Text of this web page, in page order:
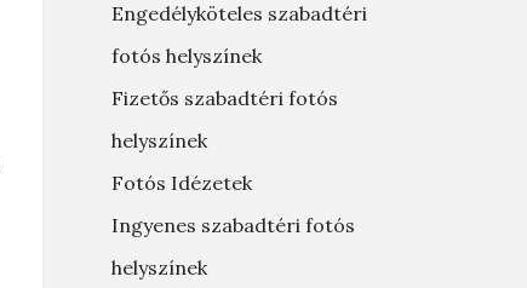
Engedélyköteles szabadtéri
fotós helyszínek
Fizetős szabadtéri fotós
helyszínek
Fotós Idézetek
Ingyenes szabadtéri fotós
helyszínek